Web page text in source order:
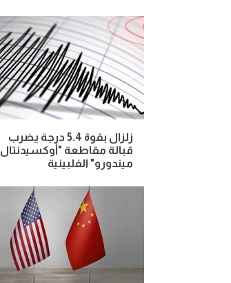
زلزال بقوة 5.4 درجة يضرب
قبالة مقاطعة "أوكسيدنتال
ميندورو" الفلبينية